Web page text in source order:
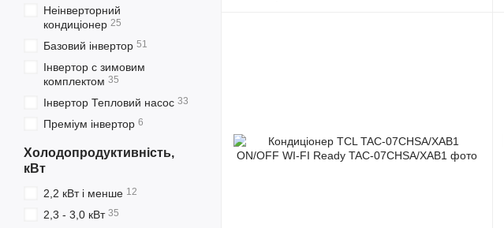
Неінверторний
кондиціонер 25
Базовий інвертор 51
Інвертор с зимовим
комплектом 35
Інвертор Тепловий насос 33
Преміум інвертор 6
Холодопродуктивність,
кВт
2,2 кВт і менше 12
2,3 - 3,0 кВт 35